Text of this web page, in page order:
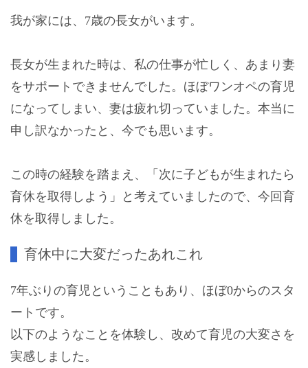
我が家には、7歳の長女がいます。
長女が生まれた時は、私の仕事が忙しく、あまり妻
をサポートできませんでした。ほぼワンオペの育児
になってしまい、妻は疲れ切っていました。本当に
申し訳なかったと、今でも思います。
この時の経験を踏まえ、「次に子どもが生まれたら
育休を取得しよう」と考えていましたので、今回育
休を取得しました。
育休中に大変だったあれこれ
7年ぶりの育児ということもあり、ほぼ0からのスタ
ートです。
以下のようなことを体験し、改めて育児の大変さを
実感しました。